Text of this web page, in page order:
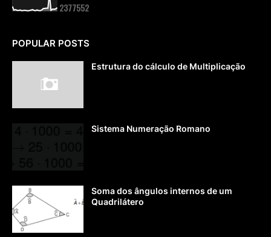
2377552
POPULAR POSTS
Estrutura do cálculo de Multiplicação
Sistema Numeração Romano
Soma dos ângulos internos de um
Quadrilátero